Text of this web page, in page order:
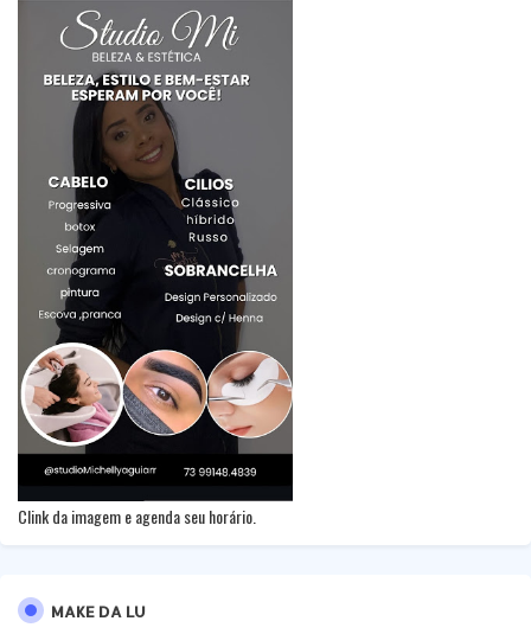
Clink da imagem e agenda seu horário.
MAKE DA LU